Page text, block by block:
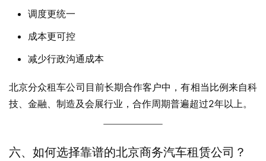
调度更统一
成本更可控
减少行政沟通成本
北京分众租车公司目前长期合作客户中，有相当比例来自科
技、金融、制造及会展行业，合作周期普遍超过2年以上。
六、如何选择靠谱的北京商务汽车租赁公司？